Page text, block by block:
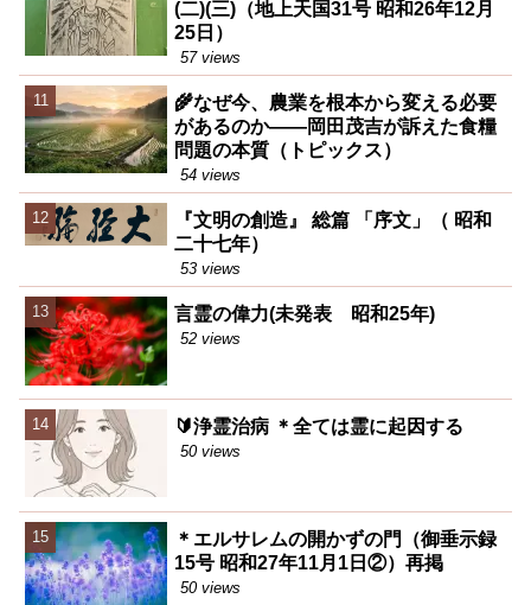
(二)(三)（地上天国31号 昭和26年12月
25日）
57 views
🌾なぜ今、農業を根本から変える必要
があるのか――岡田茂吉が訴えた食糧
問題の本質（トピックス）
54 views
『文明の創造』 総篇 「序文」（ 昭和
二十七年）
53 views
言霊の偉力(未発表 昭和25年)
52 views
🔰浄霊治病 ＊全ては霊に起因する
50 views
＊エルサレムの開かずの門（御垂示録
15号 昭和27年11月1日②）再掲
50 views